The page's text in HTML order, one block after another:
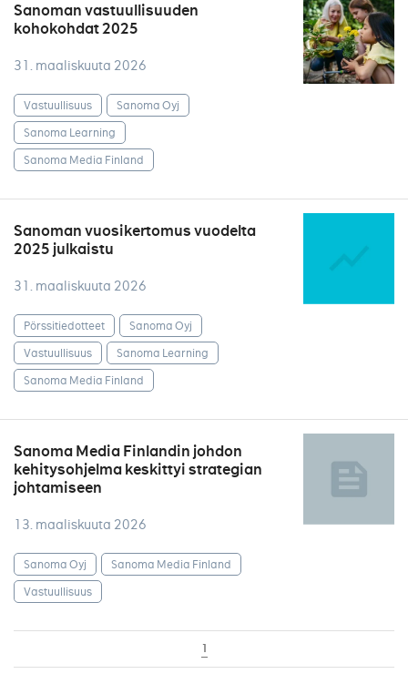
Sanoman vastuullisuuden
kohokohdat 2025
31. maaliskuuta 2026
Vastuullisuus
Sanoma Oyj
Sanoma Learning
Sanoma Media Finland
Sanoman vuosikertomus vuodelta
2025 julkaistu
31. maaliskuuta 2026
Pörssitiedotteet
Sanoma Oyj
Vastuullisuus
Sanoma Learning
Sanoma Media Finland
Sanoma Media Finlandin johdon
kehitysohjelma keskittyi strategian
johtamiseen
13. maaliskuuta 2026
Sanoma Oyj
Sanoma Media Finland
Vastuullisuus
1